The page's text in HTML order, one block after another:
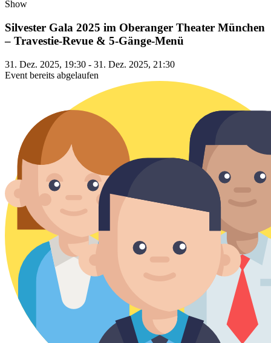
Show
Silvester Gala 2025 im Oberanger Theater München
– Travestie-Revue & 5-Gänge-Menü
31. Dez. 2025, 19:30 - 31. Dez. 2025, 21:30
Event bereits abgelaufen